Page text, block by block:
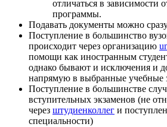
отличаться в зависимости
программы.
Подавать документы можно
Поступление в большинство
происходит через организацию
помощи как иностранным
однако бывают и исключения и
напрямую в выбранные учебные
Поступление в большинстве
вступительных экзаменов (не
через штудиенколлег и
специальности)